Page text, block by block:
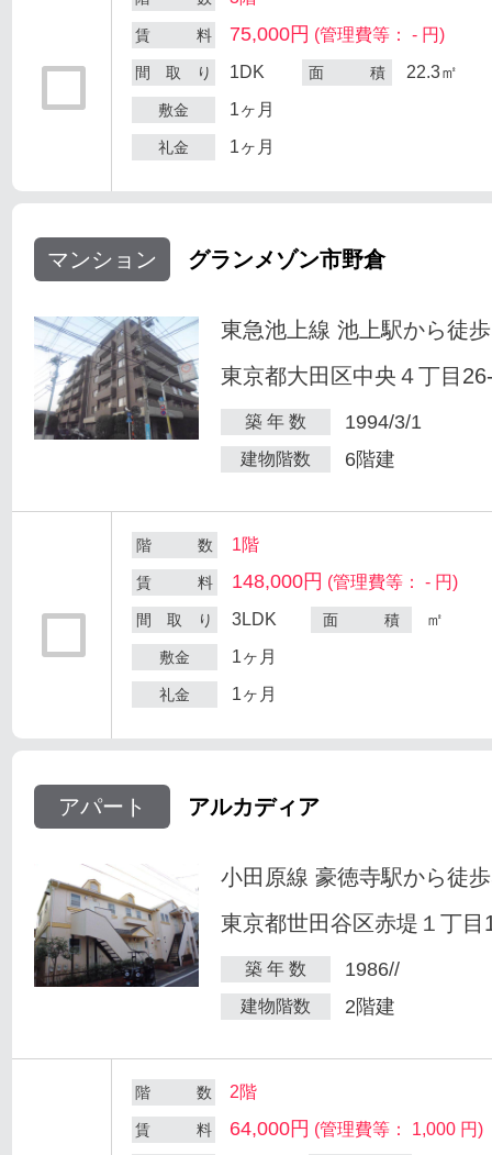
賃 料 75,000円 (管理費等： - 円)
間 取 り 1DK 面 積 22.3㎡
敷金 1ヶ月
礼金 1ヶ月
マンション グランメゾン市野倉
東急池上線 池上駅から徒
東京都大田区中央４丁目
築 年 数 1994/3/1
建物階数 6階建
階 数 1階
賃 料 148,000円 (管理費等： - 円)
間 取 り 3LDK 面 積 ㎡
敷金 1ヶ月
礼金 1ヶ月
アパート アルカディア
小田原線 豪徳寺駅から徒
東京都世田谷区赤堤１丁目
築 年 数 1986//
建物階数 2階建
階 数 2階
賃 料 64,000円 (管理費等： 1,000 円)